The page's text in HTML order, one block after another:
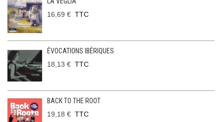
16,69 € TTC
ÉVOCATIONS IBÉRIQUES
18,13 € TTC
BACK TO THE ROOT
19,18 € TTC